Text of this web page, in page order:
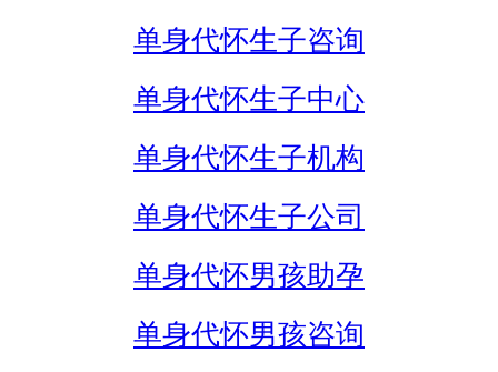
单身代怀生子咨询
单身代怀生子中心
单身代怀生子机构
单身代怀生子公司
单身代怀男孩助孕
单身代怀男孩咨询